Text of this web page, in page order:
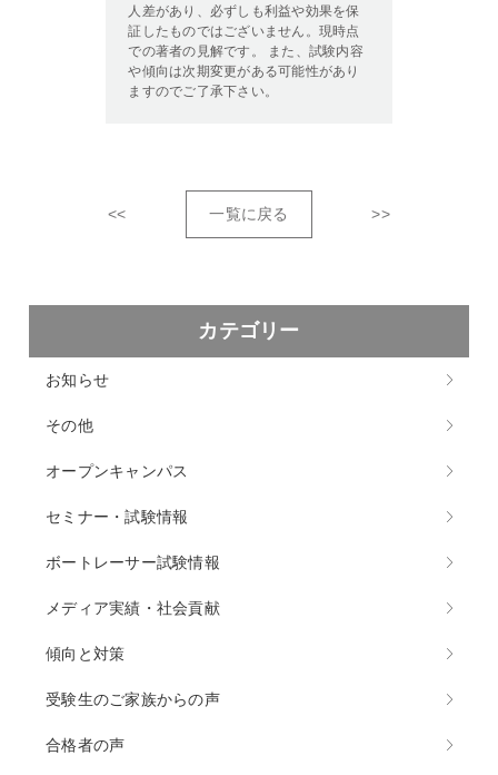
人差があり、必ずしも利益や効果を保
証したものではございません。現時点
での著者の見解です。 また、試験内容
や傾向は次期変更がある可能性があり
ますのでご了承下さい。
<< 一覧に戻る >>
カテゴリー
お知らせ
その他
オープンキャンパス
セミナー・試験情報
ボートレーサー試験情報
メディア実績・社会貢献
傾向と対策
受験生のご家族からの声
合格者の声